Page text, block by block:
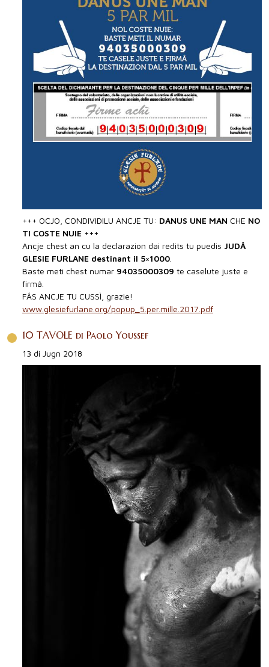
+++ OCJO, CONDIVIDILU ANCJE TU: DANUS UNE MAN CHE NO
TI COSTE NUIE +++
Ancje chest an cu la declarazion dai redits tu puedis JUDÂ
GLESIE FURLANE destinant il 5×1000
Baste meti chest numar 94035000309 te caselute juste e
firmâ.
FÂS ANCJE TU CUSSÌ, grazie!
www.glesiefurlane.org/popup_5.per.mille.2017.pdf
10 TAVOLE di Paolo Youssef
13 di Jugn 2018